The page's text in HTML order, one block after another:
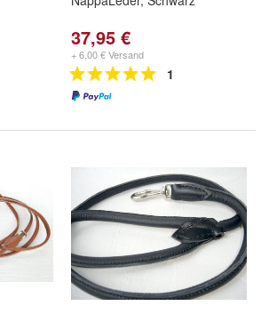
37,95 €
+ 6,00 € Versand
1